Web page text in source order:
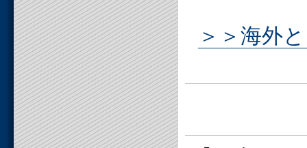
＞＞海外